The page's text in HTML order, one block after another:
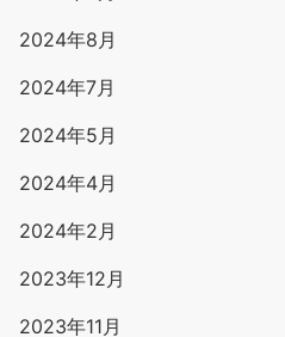
2024年8月
2024年7月
2024年5月
2024年4月
2024年2月
2023年12月
2023年11月